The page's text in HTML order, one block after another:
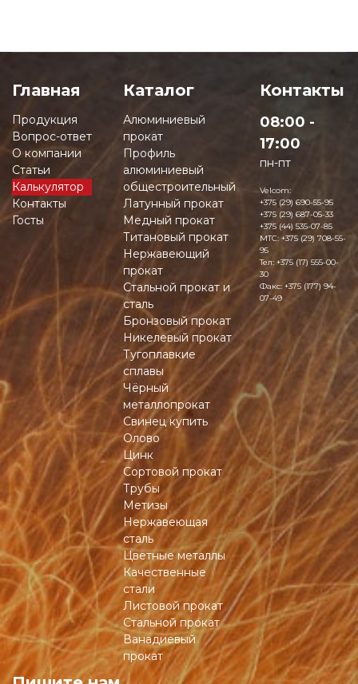
Главная
Продукция
Вопрос-ответ
О компании
Статьи
Калькулятор
Контакты
Госты
Каталог
Алюминиевый
прокат
Профиль
алюминиевый
общестроительный
Латунный прокат
Медный прокат
Титановый прокат
Нержавеющий
прокат
Стальной прокат и
сталь
Бронзовый прокат
Никелевый прокат
Тугоплавкие
сплавы
Чёрный
металлопрокат
Свинец купить
Олово
Цинк
Сортовой прокат
Трубы
Метизы
Нержавеющая
сталь
Цветные металлы
Качественные
стали
Листовой прокат
Стальной прокат
Ванадиевый
прокат
Контакты
08:00 -
17:00
пн-пт
Velcom:
+375 (29) 690-55-95
+375 (29) 687-05-33
+375 (44) 535-07-85
MTC:+375 (29) 708-55-
95
Тел: +375 (17) 555-00-
30
Факс: +375 (177) 94-
07-49